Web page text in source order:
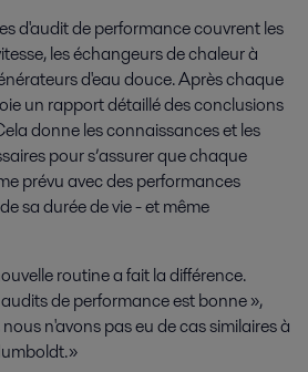
d'audit de performance couvrent les
les échangeurs de chaleur à
d'eau douce. Après chaque
un rapport détaillé des conclusions
donne les connaissances et les
pours’assurer que chaque
prévu avec des performances
sa durée de vie - et même
routine a fait la différence.
de performance est bonne»,
n'avons pas eu de cas similaires à
»